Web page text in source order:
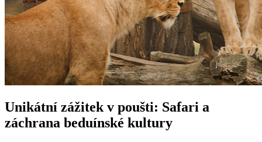
Unikátní zážitek v poušti: Safari a
záchrana beduínské kultury